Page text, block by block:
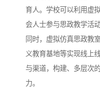
育人。学校可以利用虚
会人士参与思政教学活
同时，虚拟仿真思政教
义教育基地等实现线上
与渠道，构建、多层次
力。